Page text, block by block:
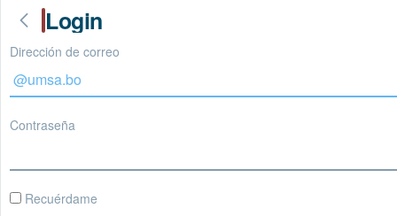
Login
Dirección de correo
Contraseña
Recuérdame